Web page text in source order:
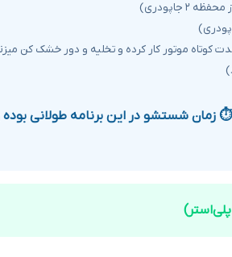
⏱ زمان شستشو در این برنامه طولانی‌ بوده و امکان